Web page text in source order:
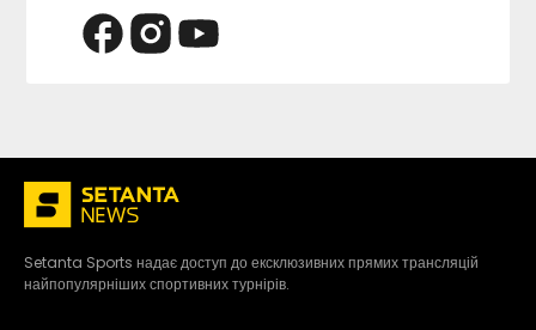
Setanta Sports надає доступ до ексклюзивних прямих трансляцій
найпопулярніших спортивних турнірів.